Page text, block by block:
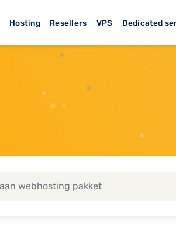
Hosting Resellers VPS Dedicated